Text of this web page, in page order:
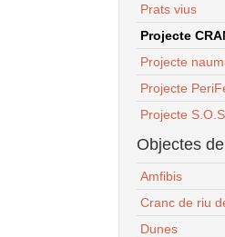
Prats vius
Projecte
Projecte
Projecte
Projecte
Objectes
Amfibis
Cranc de riu
Dunes